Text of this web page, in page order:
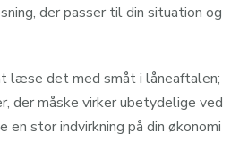
der passer til din situation og
læse det med småt i låneaftalen;
der måske virker ubetydelige ved
en stor indvirkning på din økonomi